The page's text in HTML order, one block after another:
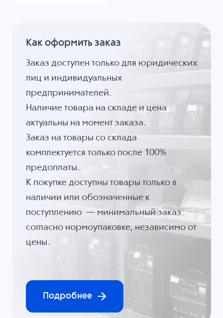
Как оформить заказ
Заказ доступен только для юридических
лиц и индивидуальных
предпринимателей.
Наличие товара на складе и цена
актуальны на момент заказа.
Заказ на товары со склада
комплектуется только после 100%
предоплаты.
К покупке доступны товары только в
наличии или обозначенные к
поступлению — минимальный заказ
согласно нормоупаковке, независимо от
цены.
Подробнее